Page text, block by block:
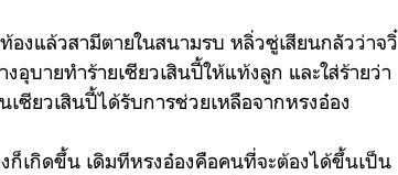
องแล้วสามีตายในสนามรบ หลิ่วซู่เสียนกลัวว่าจวิ๋
บายทำร้ายเซียวเสินปี้ให้แท้งลูก และใส่ร้ายว่า
ยวเสินปี้ได้รับการช่วยเหลือจากหรงอ๋อง
ก็เกิดขึ้น เดิมทีหรงอ๋องคือคนที่จะต้องได้ขึ้นเป็น